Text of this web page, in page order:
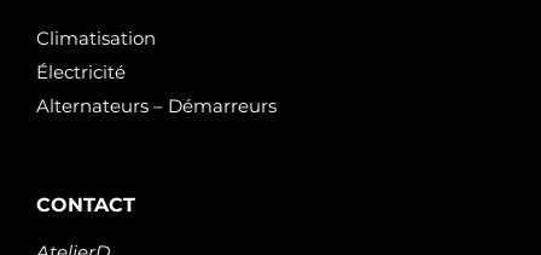
Climatisation
Électricité
Alternateurs – Démarreurs
CONTACT